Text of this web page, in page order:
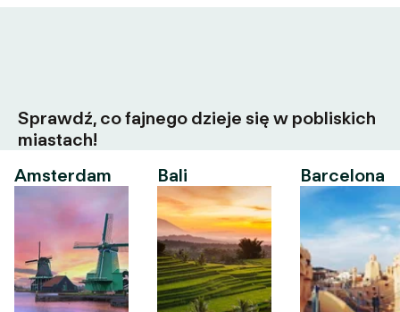
Sprawdź, co fajnego dzieje się w pobliskich
miastach!
Amsterdam
Bali Barcelona